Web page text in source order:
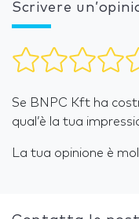
Scrivere
Se BNPC Kft ha
qual’è la tua
La tua opinione è